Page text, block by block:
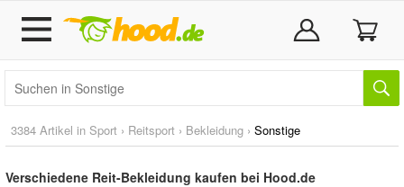
3384 Artikel in Sport › Reitsport › Bekleidung › Sonstige
Verschiedene Reit-Bekleidung kaufen bei Hood.de